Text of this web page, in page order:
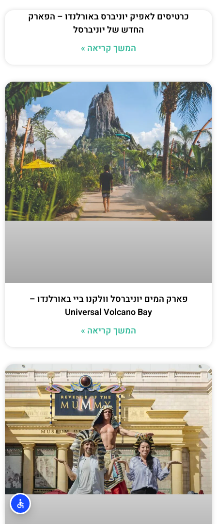
כרטיסים לאפיק יוניברס באורלנדו – הפארק
החדש של יוניברסל
המשך קריאה »
פארק המים יוניברסל וולקנו ביי באורלנדו –
Universal Volcano Bay
המשך קריאה »